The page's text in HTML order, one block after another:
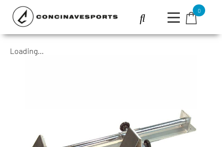
0
Loading...